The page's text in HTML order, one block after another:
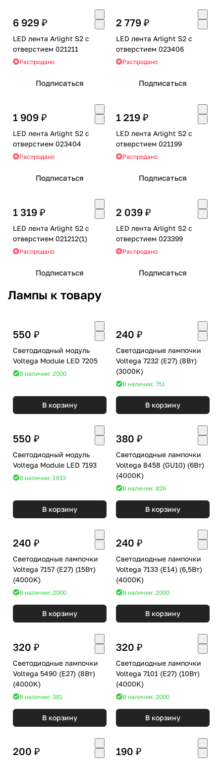
6 929 ₽
LED лента Arlight S2 с
отверстием 021211
Распродано
Подписаться
2 779 ₽
LED лента Arlight S2 с
отверстием 023406
Распродано
Подписаться
1 909 ₽
LED лента Arlight S2 с
отверстием 023404
Распродано
Подписаться
1 219 ₽
LED лента Arlight S2 с
отверстием 021199
Распродано
Подписаться
1 319 ₽
LED лента Arlight S2 с
отверстием 021212(1)
Распродано
Подписаться
2 039 ₽
LED лента Arlight S2 с
отверстием 023399
Распродано
Подписаться
Лампы к товару
550 ₽
Светодиодный модуль
Voltega Module LED 7205
В наличии: 2000
В корзину
240 ₽
Светодиодные лампочки
Voltega 7232 (E27) (8Вт)
(3000K)
В наличии: 751
В корзину
550 ₽
Светодиодный модуль
Voltega Module LED 7193
В наличии: 1933
В корзину
380 ₽
Светодиодные лампочки
Voltega 8458 (GU10) (6Вт)
(4000K)
В наличии: 826
В корзину
240 ₽
Светодиодные лампочки
Voltega 7157 (E27) (15Вт)
(4000K)
В наличии: 2000
В корзину
240 ₽
Светодиодные лампочки
Voltega 7133 (E14) (6,5Вт)
(4000K)
В наличии: 2000
В корзину
320 ₽
Светодиодные лампочки
Voltega 5490 (E27) (8Вт)
(4000K)
В наличии: 381
В корзину
320 ₽
Светодиодные лампочки
Voltega 7101 (E27) (10Вт)
(4000K)
В наличии: 2000
В корзину
200 ₽ 190 ₽